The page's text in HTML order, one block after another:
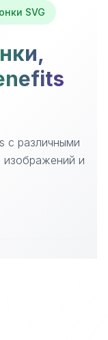
SVG
с различными
изображений и